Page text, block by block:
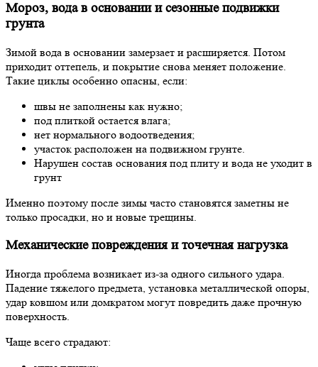
Мороз, вода в основании и сезонные подвижки
грунта
Зимой вода в основании замерзает и расширяется. Потом
приходит оттепель, и покрытие снова меняет положение.
Такие циклы особенно опасны, если:
швы не заполнены как нужно;
под плиткой остается влага;
нет нормального водоотведения;
участок расположен на подвижном грунте.
Нарушен состав основания под плиту и вода не уходит в
грунт
Именно поэтому после зимы часто становятся заметны не
только просадки, но и новые трещины.
Механические повреждения и точечная нагрузка
Иногда проблема возникает из-за одного сильного удара.
Падение тяжелого предмета, установка металлической опоры,
удар ковшом или домкратом могут повредить даже прочную
поверхность.
Чаще всего страдают: